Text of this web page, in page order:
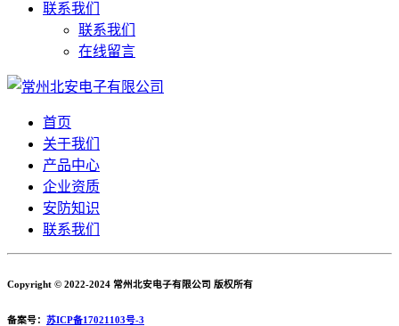
联系我们
联系我们
在线留言
首页
关于我们
产品中心
企业资质
安防知识
联系我们
Copyright © 2022-2024 常州北安电子有限公司 版权所有
备案号： 苏ICP备17021103号-3